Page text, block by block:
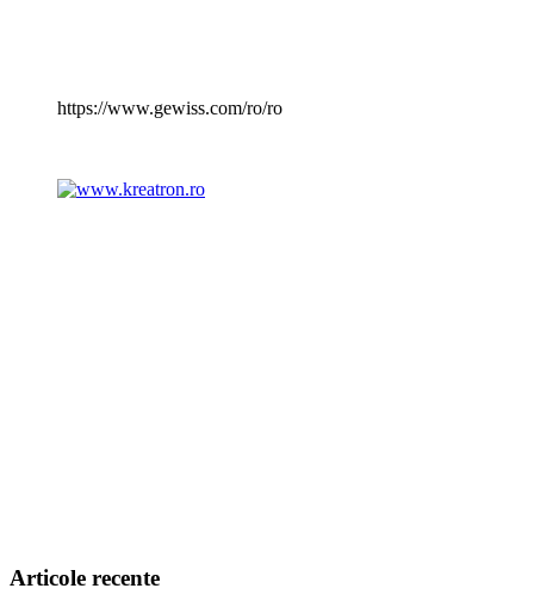
https://www.gewiss.com/ro/ro
Articole recente